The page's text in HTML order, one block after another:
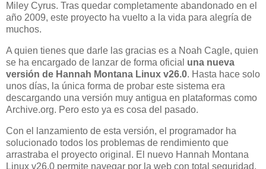
Miley Cyrus. Tras quedar completamente abandonado en el
año 2009, este proyecto ha vuelto a la vida para alegría de
muchos.
A quien tienes que darle las gracias es a Noah Cagle, quien
se ha encargado de lanzar de forma oficial una nueva
versión de Hannah Montana Linux v26.0. Hasta hace solo
unos días, la única forma de probar este sistema era
descargando una versión muy antigua en plataformas como
Archive.org. Pero esto ya es cosa del pasado.
Con el lanzamiento de esta versión, el programador ha
solucionado todos los problemas de rendimiento que
arrastraba el proyecto original. El nuevo Hannah Montana
Linux v26.0 permite navegar por la web con total seguridad,